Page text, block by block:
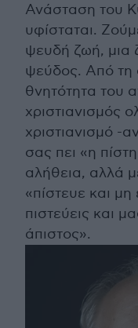
Ανάσταση του
υφίσταται.
ψευδή ζωή, μια
ψεύδος. Από τη
θνητότητα του
χριστιανισμός
χριστιανισμό -
σας πει «η
αλήθεια, αλλά
«πίστευε και μη
πιστεύεις και
άπιστος».